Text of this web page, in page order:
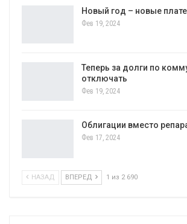
Новый год – новые
Фев 19, 2024
Теперь за долги по
отключать
Фев 19, 2024
Облигации вместо
Фев 17, 2024
НАЗАД ВПЕРЕД 1 из 2 690